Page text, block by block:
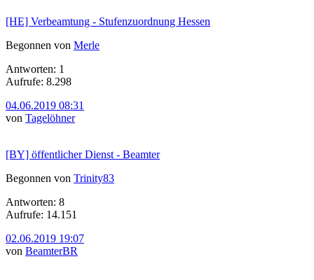
[HE] Verbeamtung - Stufenzuordnung Hessen
Begonnen von Merle
Antworten: 1
Aufrufe: 8.298
04.06.2019 08:31
von Tagelöhner
[BY] öffentlicher Dienst - Beamter
Begonnen von Trinity83
Antworten: 8
Aufrufe: 14.151
02.06.2019 19:07
von BeamterBR